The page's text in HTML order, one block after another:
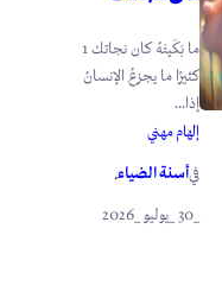
ما بَكَيتَهُ كان نجاتك 1
كثيرًا ما يجزعُ الإنسانُ
إذا...
إلهام مهني
فيأسنة الضياء.